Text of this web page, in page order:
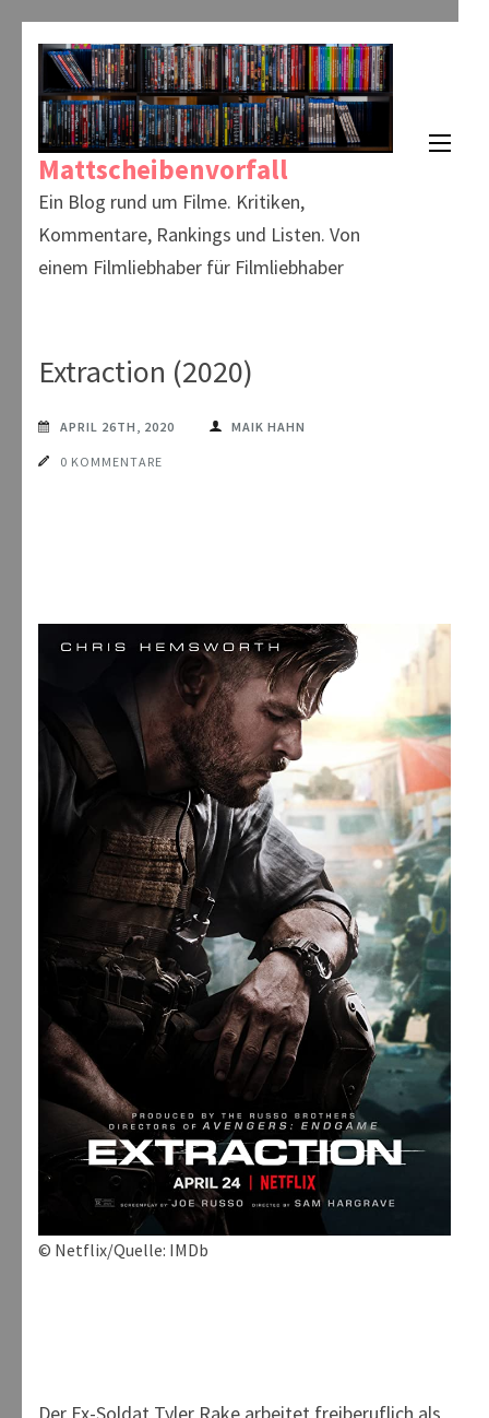
springen
(Enter
drücken)
Mattscheibenvorfall
Ein Blog rund um Filme. Kritiken,
Kommentare, Rankings und Listen. Von
einem Filmliebhaber für Filmliebhaber
Extraction (2020)
APRIL 26TH, 2020 MAIK HAHN
0 KOMMENTARE
© Netflix/Quelle: IMDb